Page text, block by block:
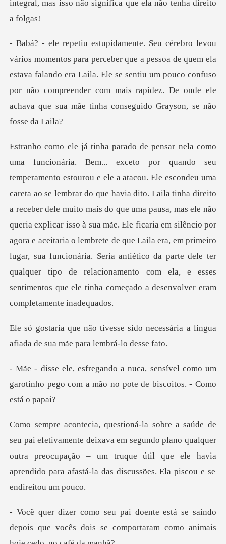
soa de quem ela
estava falando era Laila. Ele se sentiu um pouco confuso
por não compreender c
o. Laila tinha direito
a receber dele muito mais do que uma pausa, mas ele não
queria explicar isso à sua mãe. Ele ficaria em silêncio por
agora e aceitaria o lembrete de que Laila era, em pri
ido necessária a língua
afiada de
nsível como um
garotinho pego com a mão
ava em segundo plano qualquer
outra preocupação – um truque útil que ele havia
se saindo
depois que vocês dois se comporta